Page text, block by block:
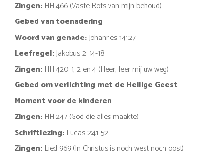
Zingen: HH 466 (Vaste Rots van mijn behoud)
Gebed van toenadering
Woord van genade:Johannes 14: 27
Leefregel:Jakobus 2: 14-18
Zingen: HH 420: 1, 2 en 4 (Heer, leer mij uw weg)
Gebed om verlichting met de Heilige Geest
Moment voor de kinderen
Zingen: HH 247 (God die alles maakte)
Schriftlezing: Lucas 2:41-52
Zingen: Lied 969 (In Christus is noch west noch oost)